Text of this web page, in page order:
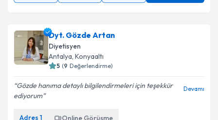
Dyt. Gözde Artan
Diyetisyen
Antalya, Konyaaltı
5 (9 Değerlendirme)
Gözde hanıma detaylı bilgilendirmeleri için teşekkür
ediyorum
Devamı
Adres 1 Online Görüşme